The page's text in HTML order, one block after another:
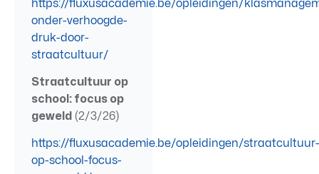
https://fluxusacademie.be/opleidingen/
onder-verhoogde-
druk-door-
straatcultuur/
Straatcultuur op
school: focus op
geweld (2/3/26)
https://fluxusacademie.be/opleidingen/straatcultuur-
op-school-focus-